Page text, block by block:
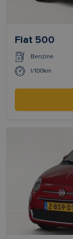
Fiat 500
Benzine
l/100km